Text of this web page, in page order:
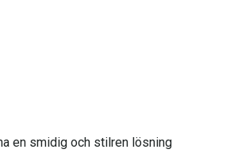
en smidig och stilren lösning